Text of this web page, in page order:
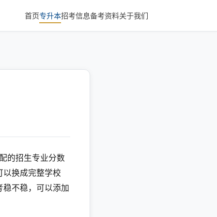
首页专升本招考信息备考资料关于我们
的招生专业分数
以换成完整学校
不稳，可以添加